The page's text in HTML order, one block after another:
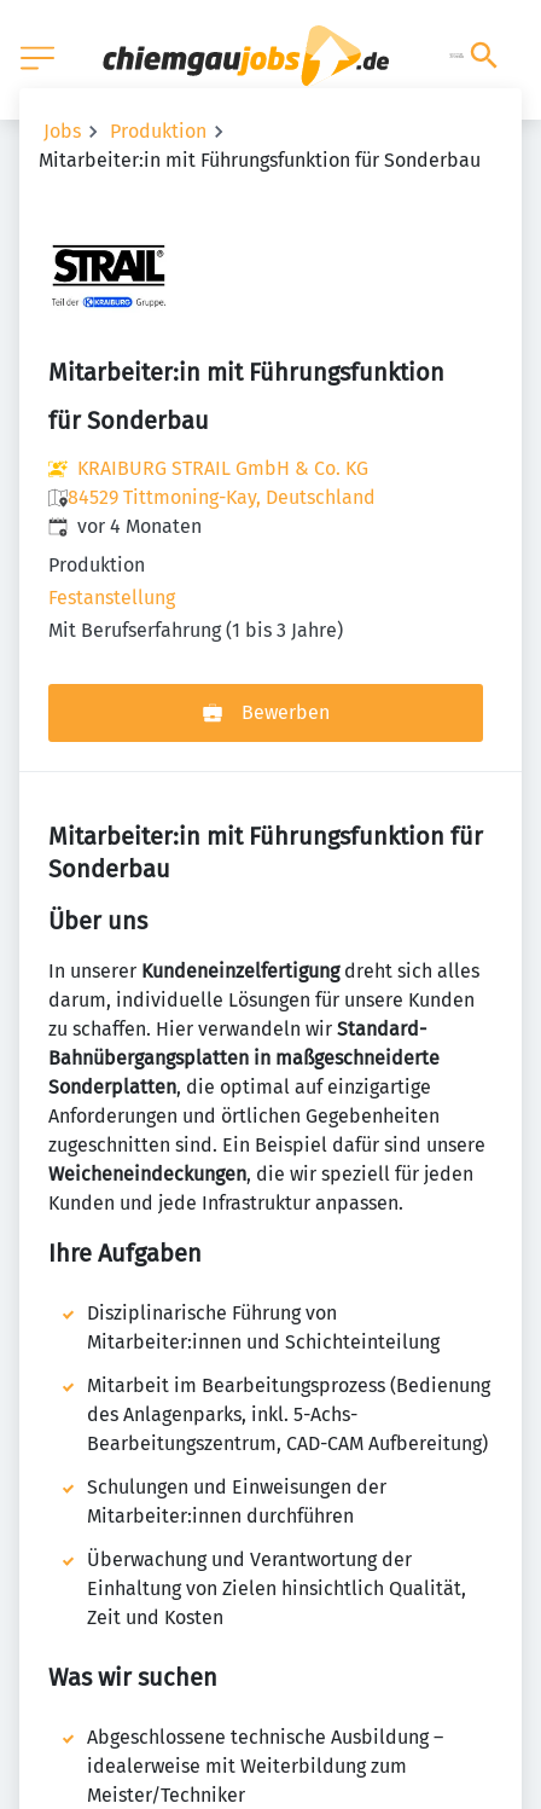
Jobs
Produktion
Mitarbeiter:in mit Führungsfunktion für Sonderbau
Mitarbeiter:in mit Führungsfunktion
für Sonderbau
KRAIBURG STRAIL GmbH & Co. KG
84529 Tittmoning-Kay, Deutschland
Veröffentlicht:
vor 4 Monaten
Produktion
Festanstellung
Mit Berufserfahrung (1 bis 3 Jahre)
Bewerben
Mitarbeiter:in mit Führungsfunktion für
Sonderbau
Über uns
In unserer Kundeneinzelfertigungdreht sich alles
darum, individuelle Lösungen für unsere Kunden
zu schaffen. Hier verwandeln wir Standard-
Bahnübergangsplatten in maßgeschneiderte
Sonderplatten, die optimal auf einzigartige
Anforderungen und örtlichen Gegebenheiten
zugeschnitten sind. Ein Beispiel dafür sind unsere
Weicheneindeckungen, die wir speziell für jeden
Kunden und jede Infrastruktur anpassen.
Ihre Aufgaben
Disziplinarische Führung von
Mitarbeiter:innen und Schichteinteilung
Mitarbeit im Bearbeitungsprozess (Bedienung
des Anlagenparks, inkl. 5-Achs-
Bearbeitungszentrum, CAD-CAM Aufbereitung)
Schulungen und Einweisungen der
Mitarbeiter:innen durchführen
Überwachung und Verantwortung der
Einhaltung von Zielen hinsichtlich Qualität,
Zeit und Kosten
Was wir suchen
Abgeschlossene technische Ausbildung –
idealerweise mit Weiterbildung zum
Meister/Techniker